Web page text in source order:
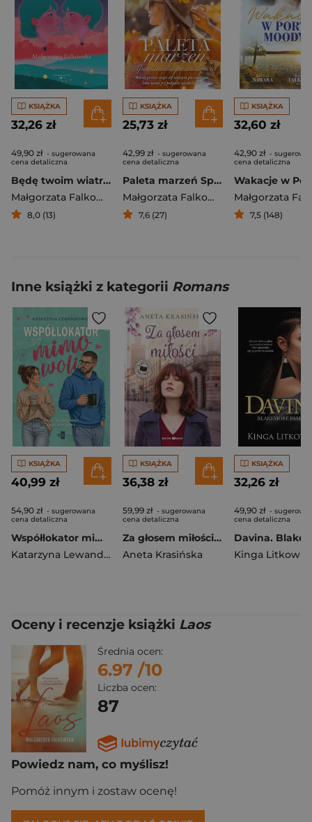
KSIĄŻKA
32,26 zł
49,90 zł - sugerowana
cena detaliczna
Będę twoim wiatrem
Małgorzata Falkowska
8,0 (13)
KSIĄŻKA
25,73 zł
42,99 zł - sugerowana
cena detaliczna
Paleta marzeń Spotkanie z przeszłością
Małgorzata Falkowska
7,6 (27)
KSIĄŻKA
32,60 zł
42,90 zł -
cena detaliczna
7,5 (148)
Inne książki z kategorii Romans
KSIĄŻKA
40,99 zł
54,90 zł - sugerowana
cena detaliczna
Współlokator mimo woli
Katarzyna Lewandowicz
KSIĄŻKA
36,38 zł
59,99 zł - sugerowana
cena detaliczna
Za głosem miłości. Barwy uczuć. Tom 1 Duże Litery
Aneta Krasińska
KSIĄŻKA
32,26 zł
49,90 zł -
cena detaliczna
Kinga
Oceny i recenzje książki Laos
Średnia ocen:
6.97 /10
Liczba ocen:
87
Powiedz nam, co myślisz!
Pomóż innym i zostaw ocenę!